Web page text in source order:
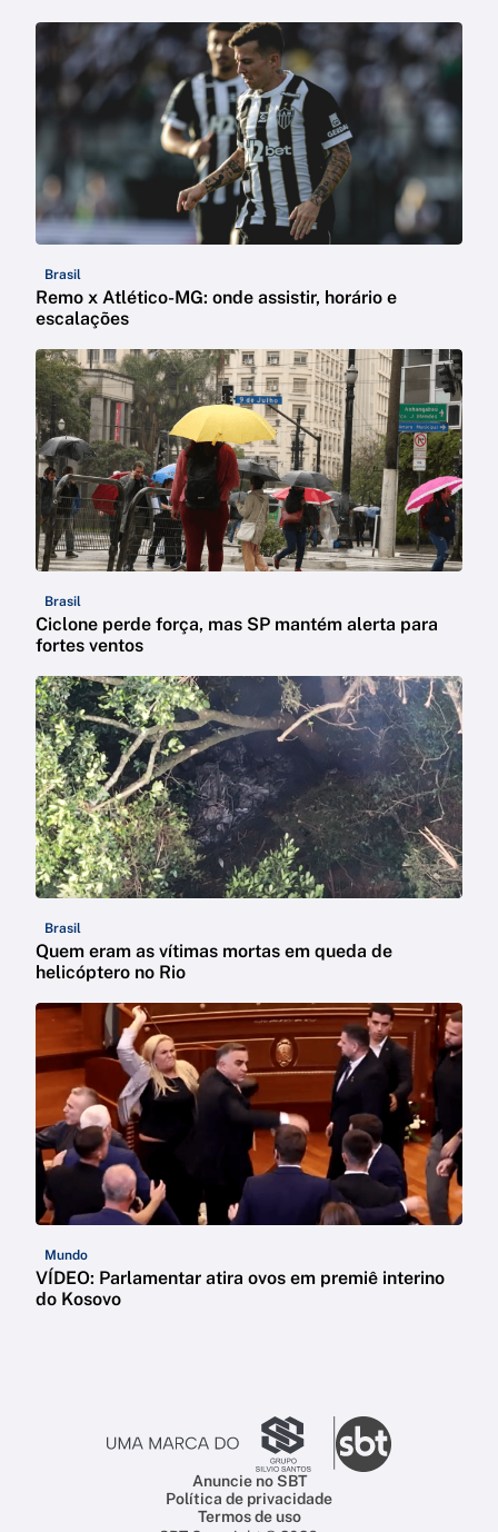
Brasil
Remo x Atlético-MG: onde assistir, horário e
escalações
Brasil
Ciclone perde força, mas SP mantém alerta para
fortes ventos
Brasil
Quem eram as vítimas mortas em queda de
helicóptero no Rio
Mundo
VÍDEO: Parlamentar atira ovos em premiê interino
do Kosovo
Anuncie no SBT
Política de privacidade
Termos de uso